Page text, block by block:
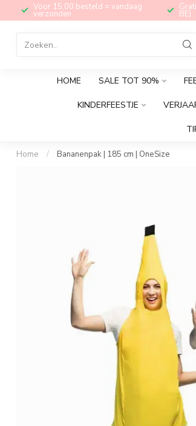
Voor 15:00 besteld = vandaag
verzonden BE)
HOME SALE TOT 90%
KINDERFEESTJE
Home / Bananenpak | 185 cm | OneSize